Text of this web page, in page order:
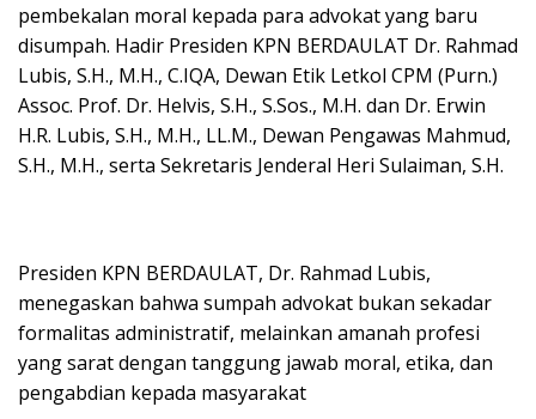
pembekalan moral kepada para advokat yang baru
disumpah. Hadir Presiden KPN BERDAULAT Dr. Rahmad
Lubis, S.H., M.H., C.IQA, Dewan Etik Letkol CPM (Purn.)
Assoc. Prof. Dr. Helvis, S.H., S.Sos., M.H. dan Dr. Erwin
H.R. Lubis, S.H., M.H., LL.M., Dewan Pengawas Mahmud,
S.H., M.H., serta Sekretaris Jenderal Heri Sulaiman, S.H.
Presiden KPN BERDAULAT, Dr. Rahmad Lubis,
menegaskan bahwa sumpah advokat bukan sekadar
formalitas administratif, melainkan amanah profesi
yang sarat dengan tanggung jawab moral, etika, dan
pengabdian kepada masyarakat